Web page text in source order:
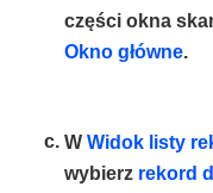
części okna
Okno główne.
W Widok listy
wybierz rekord